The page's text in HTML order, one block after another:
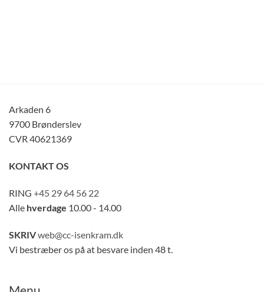
Arkaden 6
9700 Brønderslev
CVR 40621369
KONTAKT OS
RING +45 29 64 56 22
Alle hverdage 10.00 - 14.00
SKRIVweb@cc-isenkram.dk
Vi bestræber os på at besvare inden 48 t.